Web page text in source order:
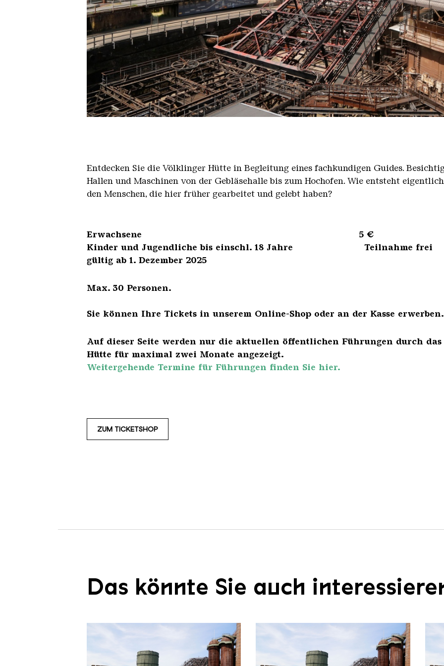
Der Erzschrägaufzug der Völklinger Hütte mit dem Gasometer im Hintergrund
Copyright: Weltkulturerbe Völklinger Hütte | Karl Heinrich Veith
Entdecken Sie die Völklinger Hütte in Begleitung eines fachkundigen Guides.
Hallen und Maschinen von der Gebläsehalle bis zum Hochofen. Wie entsteht
den Menschen, die hier früher gearbeitet und gelebt haben?
Erwachsene 5 €
Kinder und Jugendliche bis einschl. 18 Jahre Teilnahme frei
gültig ab 1. Dezember 2025
Max. 30 Personen.
Sie können Ihre Tickets in unserem Online-Shop oder an der Kasse erwerben.
Auf dieser Seite werden nur die aktuellen öffentlichen Führungen durch
Hütte für maximal zwei Monate angezeigt.
Weitergehende Termine für Führungen finden Sie hier.
ZUM TICKETSHOP
Das könnte Sie auch